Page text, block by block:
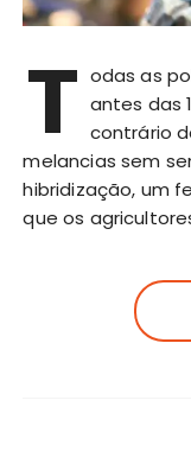
T odas as
antes das
contrário
melancias sem
hibridização, um
que os